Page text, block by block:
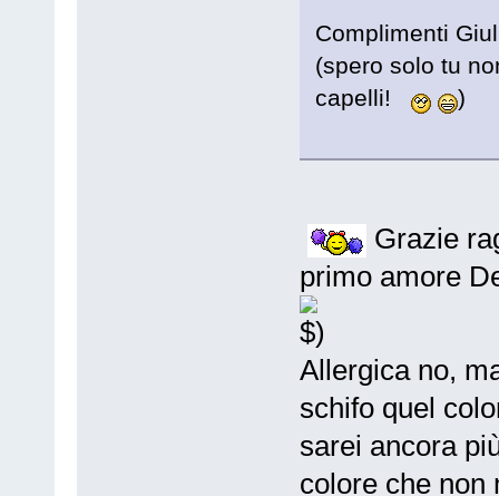
Complimenti
(spero solo tu
capelli!
)
Grazie
primo amore
Allergica no,
schifo quel
sarei ancora
colore che non